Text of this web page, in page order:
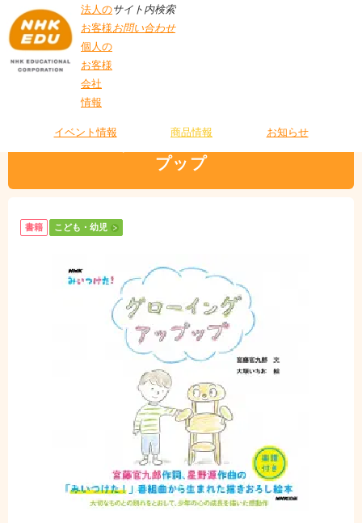
法人の
お客様
個人の
お客様
会社
情報
サイト内検索
お問い合わせ
イベント情報 商品情報 お知らせ
プップ
書籍 こども・幼児